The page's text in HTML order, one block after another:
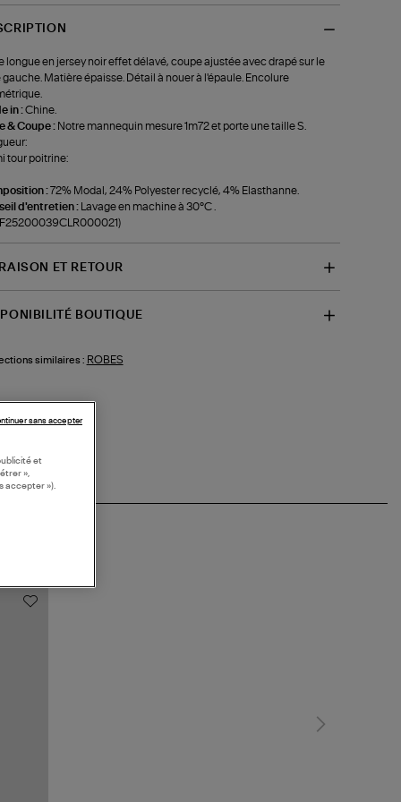
longue en jersey noir effet délavé, coupe ajustée avec drapé sur le
Matière épaisse. Détail à nouer à l'épaule. Encolure
in :Chine.
& Coupe : Notre mannequin mesure 1m72 et porte une taille S.
tour poitrine:
:72% Modal, 24% Polyester recyclé, 4% Elasthanne.
d'entretien :
Lavage en machine à 30°C .
ET RETOUR
BOUTIQUE
similaires : ROBES
et
»,
accepter »).
sans accepter